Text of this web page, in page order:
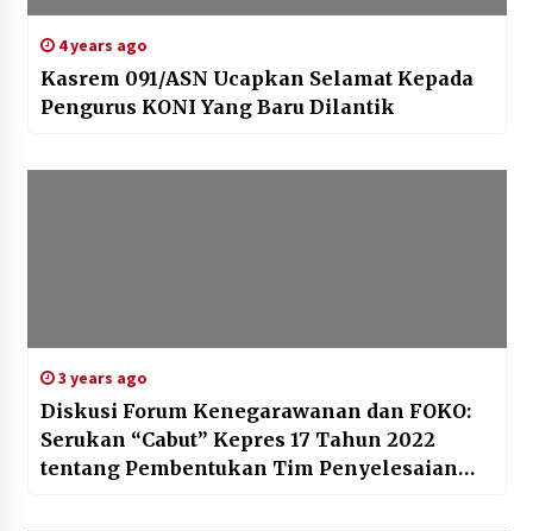
4 years ago
Kasrem 091/ASN Ucapkan Selamat Kepada
Pengurus KONI Yang Baru Dilantik
3 years ago
Diskusi Forum Kenegarawanan dan FOKO:
Serukan “Cabut” Kepres 17 Tahun 2022
tentang Pembentukan Tim Penyelesaian
Lalu